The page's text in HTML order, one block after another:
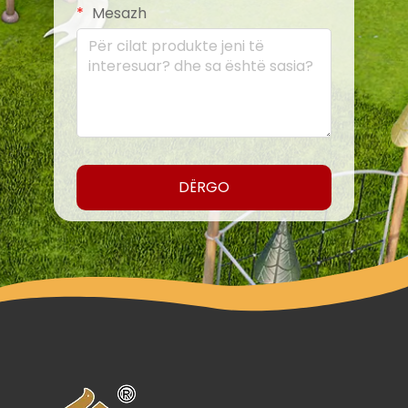
së bashku me shokët e tyre. Kjo
përfshirje stimulon ndjenjën e
komunitetit dhe lejon çdo fëmijë të
shtëpisë. Seria "Lëkundësi Kombinim
përfshin veçori të ndryshme për
fëmijët me aftësi të ndryshme, duke
ofruar diçka për të gjithë, nga fëmijët
e vegjël deri te përdoruesit më të
përparuar.
8. Nxitja e Kreativitetit dhe
mundësi për fëmijët të angazhojnë
Mesazh
DËRGO